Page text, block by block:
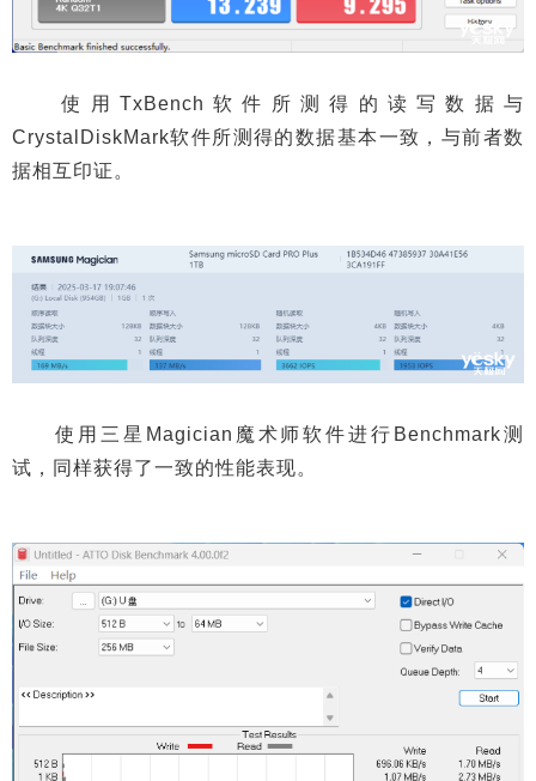
使用TxBench软件所测得的读写数据与
CrystalDiskMark软件所测得的数据基本一致，与前者数
据相互印证。
使用三星Magician魔术师软件进行Benchmark测
试，同样获得了一致的性能表现。